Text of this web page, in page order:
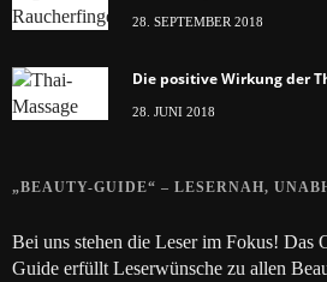
28. SEPTEMBER 2018
Die positive Wirkung der
28. JUNI 2018
„BEAUTY-GUIDE“ – LESERNAH,
Bei uns stehen die Leser im Fokus! Das
Guide erfüllt Leserwünsche zu allen